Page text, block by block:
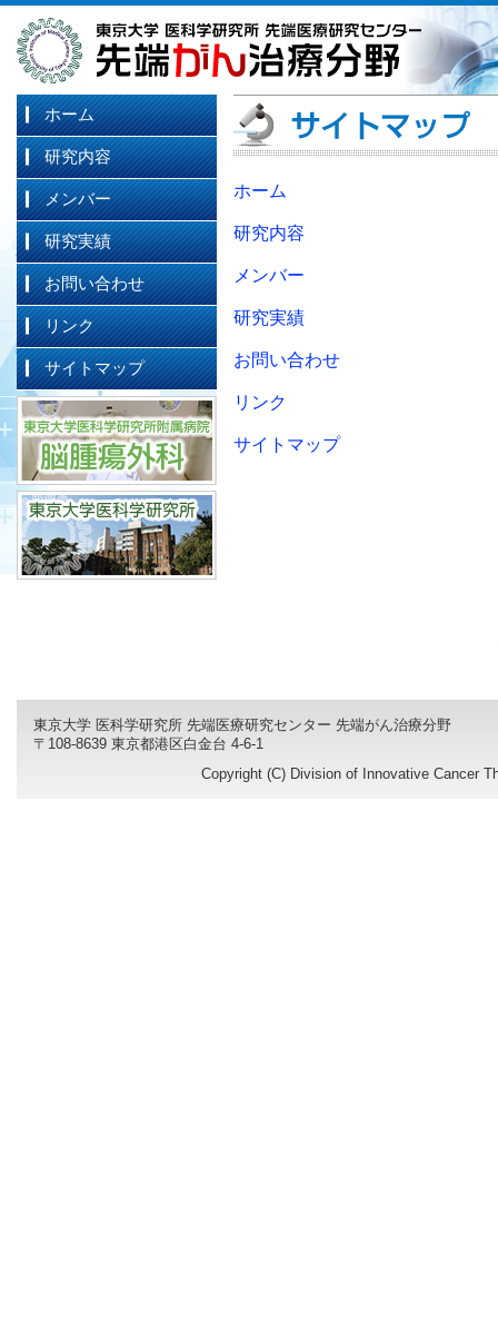
ホーム
研究内容
メンバー
研究実績
お問い合わせ
リンク
サイトマップ
ホーム
研究内容
メンバー
研究実績
お問い合わせ
リンク
サイトマップ
東京大学 医科学研究所 先端医療研究センター 先端がん治療分野
〒108-8639 東京都港区白金台 4-6-1
Copyright (C) Division of Innovative Cancer